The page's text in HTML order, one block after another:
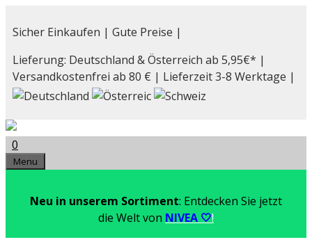
Inhalt
Sicher Einkaufen | Gute Preise |
Lieferung: Deutschland & Österreich ab 5,95€* |
Versandkostenfrei ab 80 € | Lieferzeit 3-8 Werktage |
0
Menu
Neu in unserem Sortiment: Entdecken Sie jetzt
die Welt von NIVEA 🤍!